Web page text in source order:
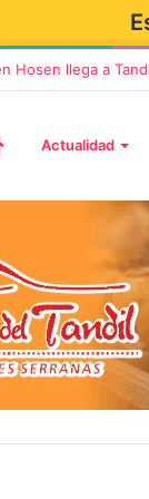
Hosen llega a
Actualidad
«Noel»,